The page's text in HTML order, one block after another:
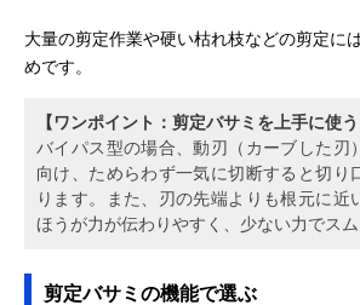
大量の剪定作業や硬い枯れ枝などの剪定に
めです。
【ワンポイント：剪定バサミを上手に使う
バイパス型の場合、動刃（カーブした刃
向け、ためらわず一気に切断すると切り
ります。また、刃の先端よりも根元に近
ほうが力が伝わりやすく、少ない力でスム
剪定バサミの機能で選ぶ